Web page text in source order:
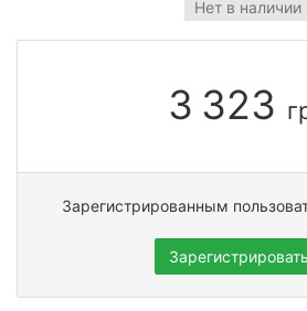
Нет в наличии
3 323
Зарегистрированным